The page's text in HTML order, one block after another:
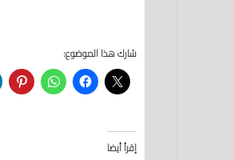
شارك هذا الموضوع:
إقرأ أيضا